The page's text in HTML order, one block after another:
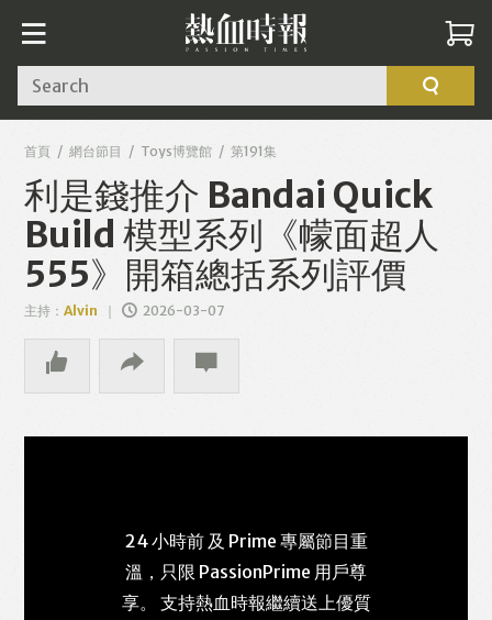
Search
首頁 網台節目 Toys博覽館 第191集
利是錢推介 Bandai Quick
Build 模型系列《幪面超人
555》開箱總括系列評價
主持：Alvin 2026-03-07
24 小時前 及 Prime 專屬節目重
溫，只限 PassionPrime 用戶尊
享。 支持熱血時報繼續送上優質